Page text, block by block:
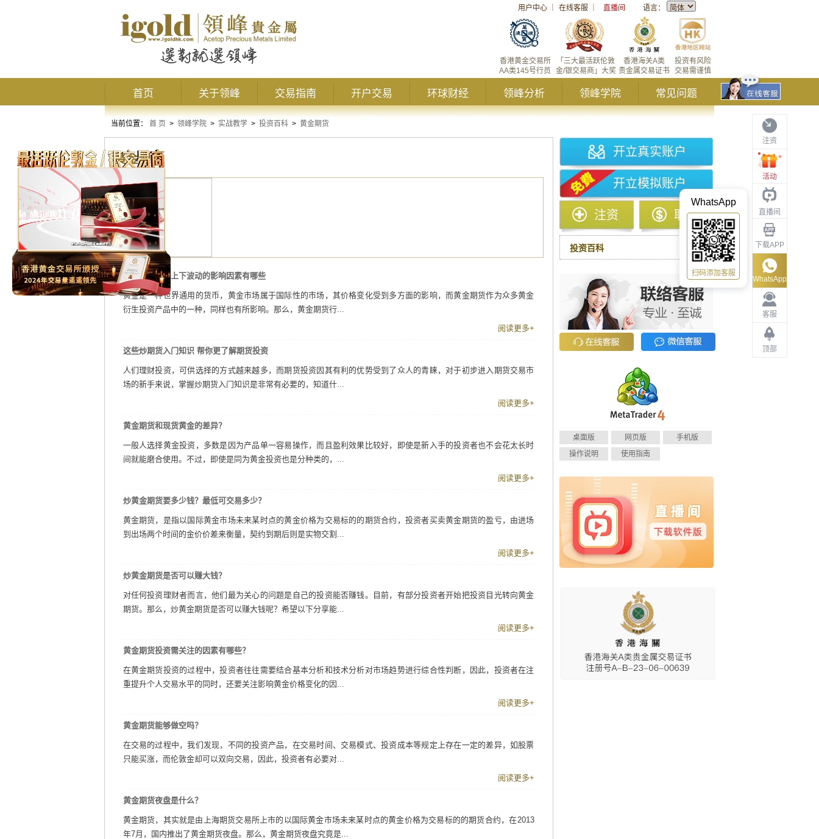
用户中心 在线客服 直播间 语言：
投资有风险
交易需谨慎
香港海关A类
贵金属交易证书
「三大最活跃伦敦
金/银交易商」大奖
香港黄金交易所
AA类145号行员
首页 关于领峰 交易指南 开户交易 环球财经 领峰分析 领峰学院 常见问题
注资
活动
直播间
下载APP
客服
顶部
WhatsApp
WhatsApp
扫码添加客服
当前位置： 首 页 > 领峰学院 > 实战教学 > 投资百科 > 黄金期货
黄金期货
黄金期货行情上下波动的影响因素有哪些
黄金是一种世界通用的货币，黄金市场属于国际性的市场，其价格变化受到多方面的影响，而黄金期货作为众多黄金
衍生投资产品中的一种，同样也有所影响。那么，黄金期货行...
阅读更多+
这些炒期货入门知识 帮你更了解期货投资
人们理财投资，可供选择的方式越来越多，而期货投资因其有利的优势受到了众人的青睐，对于初步进入期货交易市
场的新手来说，掌握炒期货入门知识是非常有必要的，知道什...
阅读更多+
黄金期货和现货黄金的差异？
一般人选择黄金投资，多数是因为产品单一容易操作，而且盈利效果比较好，即使是新入手的投资者也不会花太长时
间就能磨合使用。不过，即使是同为黄金投资也是分种类的，...
阅读更多+
炒黄金期货要多少钱？最低可交易多少？
黄金期货，是指以国际黄金市场未来某时点的黄金价格为交易标的的期货合约，投资者买卖黄金期货的盈亏，由进场
到出场两个时间的金价价差来衡量，契约到期后则是实物交割...
阅读更多+
炒黄金期货是否可以赚大钱？
对任何投资理财者而言，他们最为关心的问题是自己的投资能否赚钱。目前，有部分投资者开始把投资目光转向黄金
期货。那么，炒黄金期货是否可以赚大钱呢？希望以下分享能...
阅读更多+
黄金期货投资需关注的因素有哪些？
在黄金期货投资的过程中，投资者往往需要结合基本分析和技术分析对市场趋势进行综合性判断，因此，投资者在注
重提升个人交易水平的同时，还要关注影响黄金价格变化的因...
阅读更多+
黄金期货能够做空吗？
在交易的过程中，我们发现，不同的投资产品，在交易时间、交易模式、投资成本等规定上存在一定的差异，如股票
只能买涨，而伦敦金却可以双向交易，因此，投资者有必要对...
阅读更多+
黄金期货夜盘是什么？
黄金期货，其实就是由上海期货交易所上市的以国际黄金市场未来某时点的黄金价格为交易标的的期货合约，在2013
年7月，国内推出了黄金期货夜盘。那么，黄金期货夜盘究竟是...
开立真实账户
开立模拟账户
注资 取款
投资百科
桌面版 网页版
手机版
操作说明
使用指南